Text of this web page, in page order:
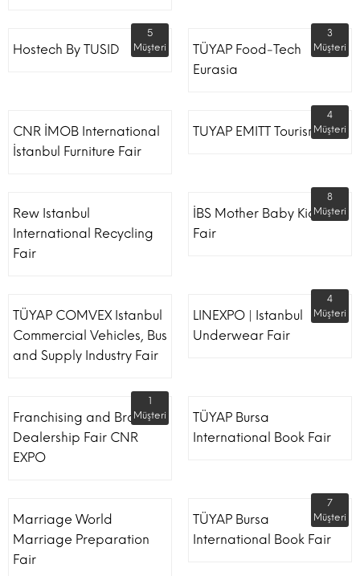
Hostech By TUSID
5
Müşteri
TÜYAP Food-Tech
Eurasia
3
Müşteri
CNR İMOB International
İstanbul Furniture Fair
TUYAP EMITT Tourism Fair
4
Müşteri
Rew Istanbul
International Recycling
Fair
İBS Mother Baby Kids
Fair
8
Müşteri
TÜYAP COMVEX Istanbul
Commercial Vehicles, Bus
and Supply Industry Fair
LINEXPO | Istanbul
Underwear Fair
4
Müşteri
Franchising and Brand
Dealership Fair CNR
EXPO
1
Müşteri
TÜYAP Bursa
International Book Fair
Marriage World
Marriage Preparation
Fair
TÜYAP Bursa
International Book Fair
7
Müşteri